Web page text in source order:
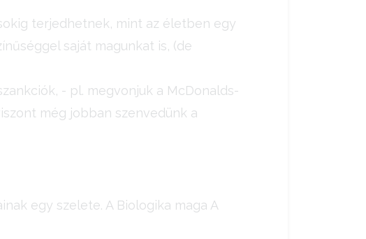
terjedhetnek, mint az életben egy
saját magunkat is, (de
- pl. megvonjuk a McDonalds-
még jobban szenvedünk a
egy szelete. A Biologika maga A